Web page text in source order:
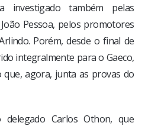
investigado também pelas
Pessoa, pelos promotores
Porém, desde o final de
integralmente para o Gaeco,
agora, junta as provas do
Carlos Othon, que